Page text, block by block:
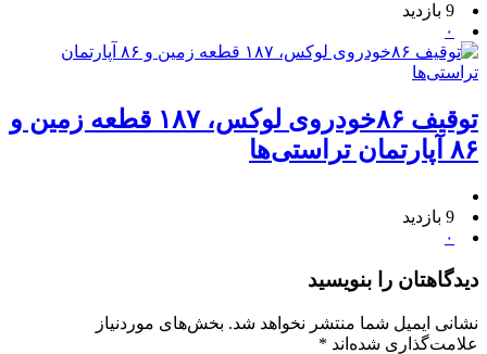
9 بازدید
۰
توقیف ۸۶خودروی لوکس، ۱۸۷ قطعه زمین و
۸۶ آپارتمان تراستی‌ها
9 بازدید
۰
دیدگاهتان را بنویسید
نشانی ایمیل شما منتشر نخواهد شد. بخش‌های موردنیاز
علامت‌گذاری شده‌اند *